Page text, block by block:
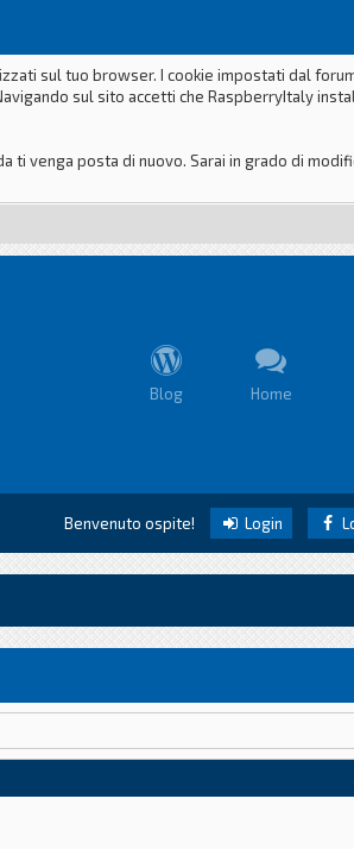
sul tuo browser. I cookie impostati dal
sul sito accetti che RaspberryItaly
venga posta di nuovo. Sarai in grado di
Blog Home
Benvenuto ospite! Login